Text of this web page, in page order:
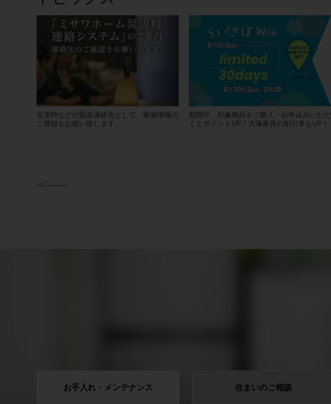
災害時などの緊急連絡先として、家族情報の
ご登録もお願い致します。
期間中、対象商品をご購入・お申込みいただ
くとポイントUP！大塚家具の割引率もUP！
お手入れ・ メンテナンス 住まいのご相談